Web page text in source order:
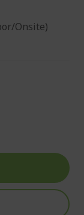
Onsite)